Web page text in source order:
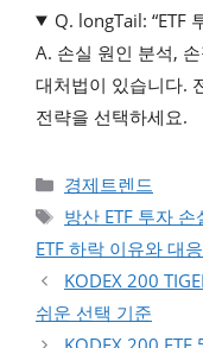
Q. longTail: “ETF
A. 손실 원인 분석,
대처법이 있습니다.
전략을 선택하세요.
카테고리
경제트렌드
태그
방산 ETF 투자
ETF 하락 이유와 대
KODEX 200
쉬운 선택 기준